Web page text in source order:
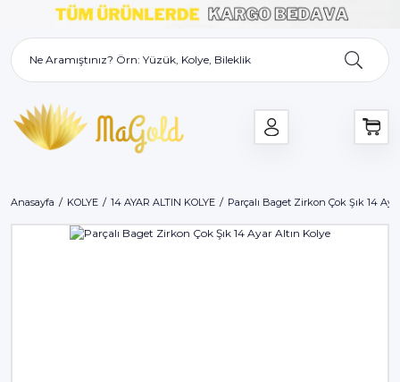
Anasayfa KOLYE 14 AYAR ALTIN KOLYE Parçalı Baget Zirkon Çok Şık 14